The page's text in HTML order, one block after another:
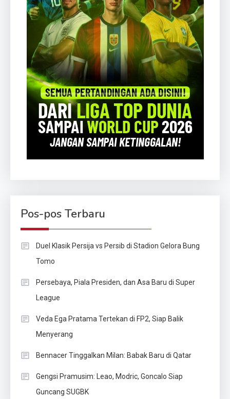
Pos-pos Terbaru
Duel Klasik Persija vs Persib di Stadion Gelora Bung
Tomo
Persebaya, Piala Presiden, dan Asa Baru di Super
League
Veda Ega Pratama Tertekan di FP2, Siap Balik
Menyerang
Bennacer Tinggalkan Milan: Babak Baru di Qatar
Gengsi Pramusim: Leao, Modric, Goncalo Siap
Guncang SUGBK